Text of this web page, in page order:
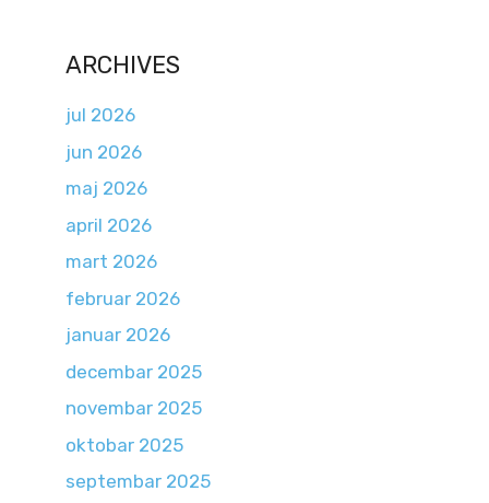
ARCHIVES
jul 2026
jun 2026
maj 2026
april 2026
mart 2026
februar 2026
januar 2026
decembar 2025
novembar 2025
oktobar 2025
septembar 2025